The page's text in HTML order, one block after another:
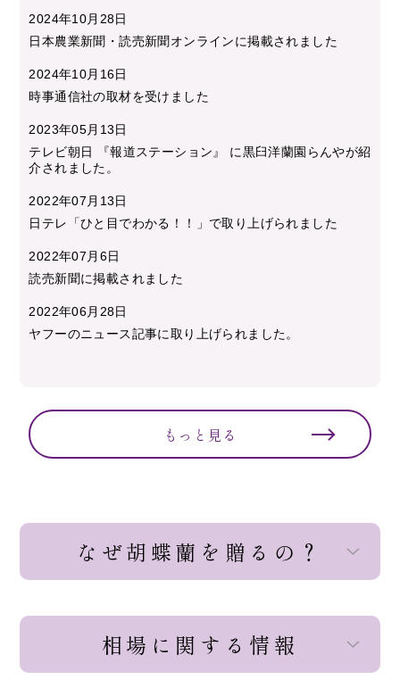
2024年10月28日
日本農業新聞・読売新聞オンラインに掲載されました
2024年10月16日
時事通信社の取材を受けました
2023年05月13日
テレビ朝日 『報道ステーション』 に黒臼洋蘭園らんやが紹
介されました。
2022年07月13日
日テレ「ひと目でわかる！！」で取り上げられました
2022年07月6日
読売新聞に掲載されました
2022年06月28日
ヤフーのニュース記事に取り上げられました。
もっと見る
なぜ胡蝶蘭を贈るの？
相場に関する情報